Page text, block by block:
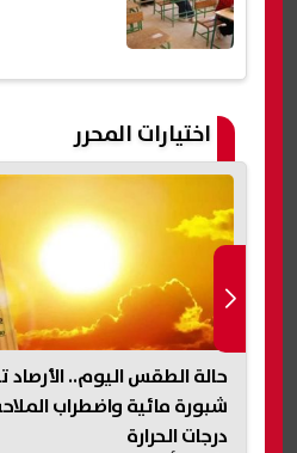
اختيارات المحرر
حالة الطقس اليوم.. الأرصاد
شبورة مائية واضطراب
درجات الحرارة